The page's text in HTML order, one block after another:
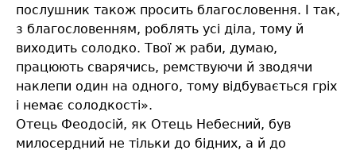
послушник також просить благословення. І так,
з благословенням, роблять усі діла, тому й
виходить солодко. Твої ж раби, думаю,
працюють сварячись, ремствуючи й зводячи
наклепи один на одного, тому відбувається гріх
і немає солодкості».
Отець Феодосій, як Отець Небесний, був
милосердний не тільки до бідних, а й до